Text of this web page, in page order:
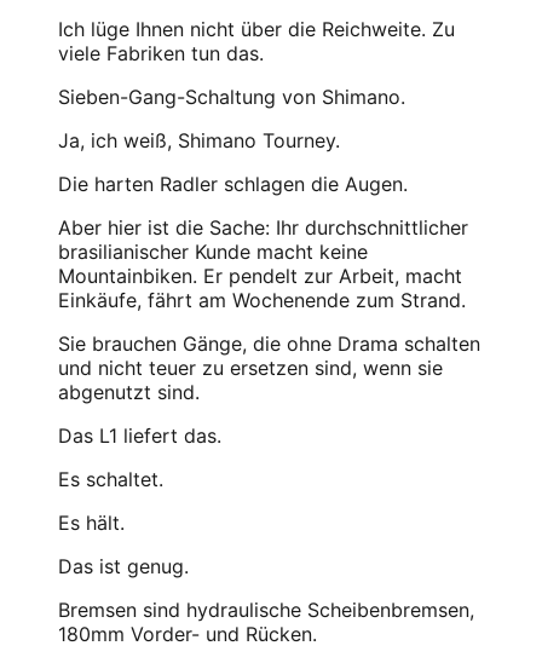
Ich lüge Ihnen nicht über die Reichweite. Zu
viele Fabriken tun das.
Sieben-Gang-Schaltung von Shimano.
Ja, ich weiß, Shimano Tourney.
Die harten Radler schlagen die Augen.
Aber hier ist die Sache: Ihr durchschnittlicher
brasilianischer Kunde macht keine
Mountainbiken. Er pendelt zur Arbeit, macht
Einkäufe, fährt am Wochenende zum Strand.
Sie brauchen Gänge, die ohne Drama schalten
und nicht teuer zu ersetzen sind, wenn sie
abgenutzt sind.
Das L1 liefert das.
Es schaltet.
Es hält.
Das ist genug.
Bremsen sind hydraulische Scheibenbremsen,
180mm Vorder- und Rücken.